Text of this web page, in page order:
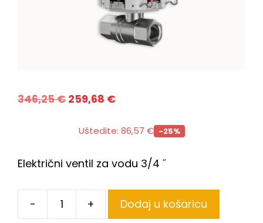
346,25€ 259,68 €
Uštedite: 86,57 € -25%
Električni ventil za vodu 3/4 ˝
- + Dodaj u košaricu